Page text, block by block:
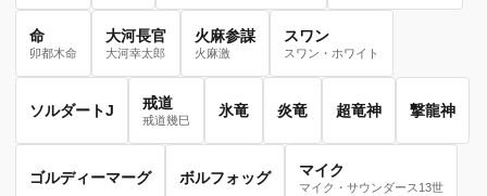
命
卯都木命
大河長官
大河幸太郎
火麻参謀
火麻激
スワン
スワン・ホワイト
ソルダートJ 戒道
戒道幾巳
氷竜 炎竜 超竜神 撃龍神
ゴルディーマーグ ボルフォッグ マイク
マイク・サウンダース13世